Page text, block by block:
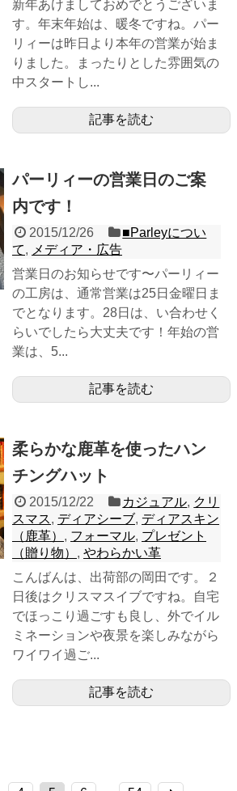
新年あけましておめでとうございま
す。年末年始は、暖冬ですね。パー
リィーは昨日より本年の営業が始ま
りました。まったりとした雰囲気の
中スタートし...
記事を読む
パーリィーの営業日のご案
内です！
2015/12/26
■Parleyについ
て, メディア・広告
営業日のお知らせです〜パーリィー
の工房は、通常営業は25日金曜日ま
でとなります。28日は、い合わせく
らいでしたら大丈夫です！年始の営
業は、5...
記事を読む
柔らかな鹿革を使ったハン
チングハット
2015/12/22 カジュアル, クリ
スマス, ディアシーブ, ディアスキン
（鹿革） , フォーマル, プレゼント
（贈り物） , やわらかい革
こんばんは、出荷部の岡田です。２
日後はクリスマスイブですね。自宅
でほっこり過ごすも良し、外でイル
ミネーションや夜景を楽しみながら
ワイワイ過ご...
記事を読む